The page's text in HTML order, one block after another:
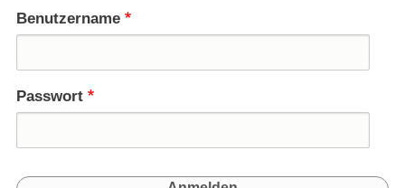
Benutzername
Passwort